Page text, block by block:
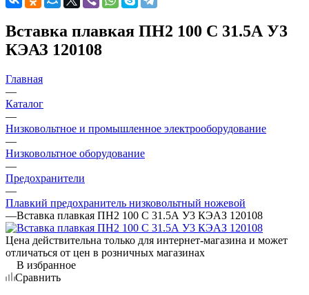
Вставка плавкая ПН2 100 С 31.5А У3
КЭАЗ 120108
Главная
—
Каталог
—
Низковольтное и промышленное электрооборудование
—
Низковольтное оборудование
—
Предохранители
—
Плавкий предохранитель низковольтный ножевой
—Вставка плавкая ПН2 100 С 31.5А У3 КЭАЗ 120108
Цена действительна только для интернет-магазина и может
отличаться от цен в розничных магазинах
В избранное
Сравнить